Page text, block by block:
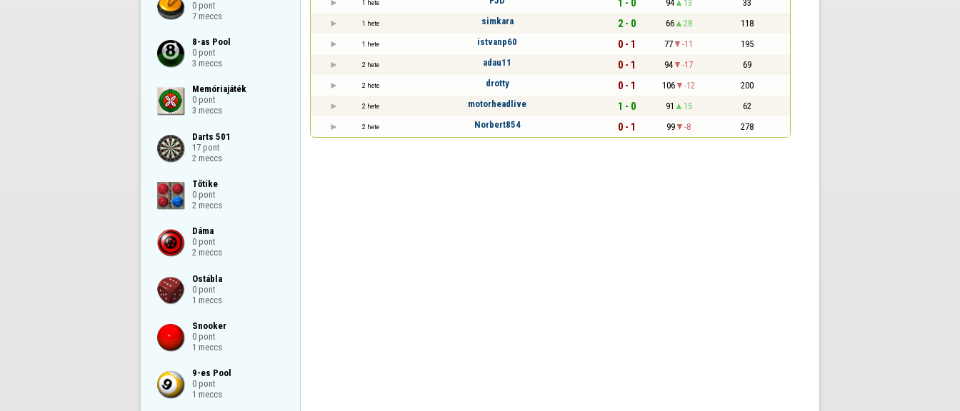
0 pont
7 meccs
8-as Pool
0 pont
3 meccs
Memóriajáték
0 pont
3 meccs
Darts 501
17 pont
2 meccs
Tőtike
0 pont
2 meccs
Dáma
0 pont
2 meccs
Ostábla
0 pont
1 meccs
Snooker
0 pont
1 meccs
9-es Pool
0 pont
1 meccs
1 hete 1 - 0 94 13 33
1 hete simkara 2 - 0 66 28 118
1 hete istvanp60 0 - 1 77 -11 195
2 hete adau11 0 - 1 94 -17 69
2 hete drotty 0 - 1 106 -12 200
2 hete motorheadlive 1 - 0 91 15 62
2 hete Norbert854 0 - 1 99 -8 278